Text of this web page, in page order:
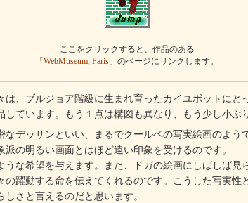
ここをクリックすると、作品のある
「WebMuseum, Paris」 のページにリンクします。
、ブルジョア階級に生まれ育ったカイユボットにと
ています。もう１点は構図も異なり、もう少し小ぶ
デッサンといい、まるでクールベの写実絵画のよう
の明るい画面とはほど遠い印象を受けるのです。
な希望を与えます。また、ドガの絵画にしばしば見
躍動する命を伝えてくれるのです。こうした写実
さと言えるのだと思います。